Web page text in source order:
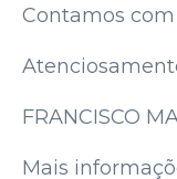
Contamos
FRANCISCO
Mais